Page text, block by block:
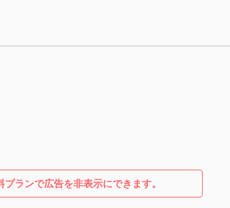
プランで広告を非表示にできます。